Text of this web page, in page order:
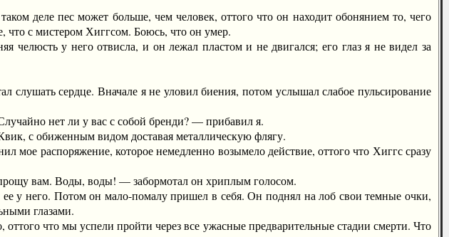
пес может больше, чем человек, оттого что он находит обонянием то, чего
что с мистером Хиггсом. Боюсь, что он умер.
у него отвисла, и он лежал пластом и не двигался; его глаз я не видел за
сердце. Вначале я не уловил биения, потом услышал слабое пульсирование
нет ли у вас с собой бренди? — прибавил я.
с обиженным видом доставая металлическую флягу.
распоряжение, которое немедленно возымело действие, оттого что Хиггс сразу
вам. Воды, воды! — забормотал он хриплым голосом.
него. Потом он мало-помалу пришел в себя. Он поднял на лоб свои темные очки,
глазами.
что мы успели пройти через все ужасные предварительные стадии смерти. Что